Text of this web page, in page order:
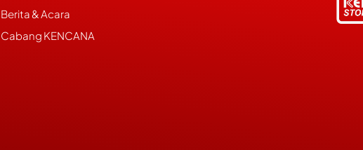
Berita & Acara
Cabang KENCANA